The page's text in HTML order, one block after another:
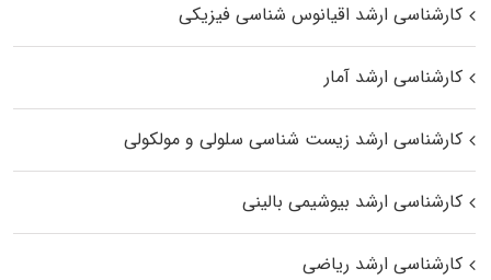
کارشناسی ارشد اقیانوس‌ شناسی فیزیکی
کارشناسی ارشد آمار
کارشناسی ارشد زیست شناسی سلولی و مولکولی
کارشناسی ارشد بیوشیمی بالینی
کارشناسی ارشد ریاضی